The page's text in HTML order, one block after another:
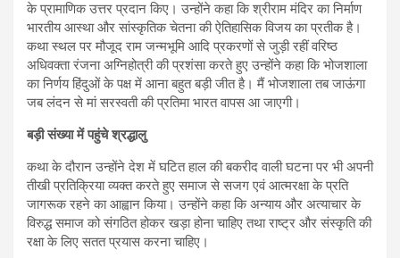
के प्रामाणिक उत्तर प्रदान किए। उन्होंने कहा कि श्रीराम मंदिर का निर्माण
भारतीय आस्था और सांस्कृतिक चेतना की ऐतिहासिक विजय का प्रतीक है।
कथा स्थल पर मौजूद राम जन्मभूमि आदि प्रकरणों से जुड़ी रहीं वरिष्ठ
अधिवक्ता रंजना अग्निहोत्री की प्रशंसा करते हुए उन्होंने कहा कि भोजशाला
का निर्णय हिंदुओं के पक्ष में आना बहुत बड़ी जीत है। मैं भोजशाला तब जाऊंगा
जब लंदन से मां सरस्वती की प्रतिमा भारत वापस आ जाएगी।
बड़ी संख्या में पहुंचे श्रद्धालु
कथा के दौरान उन्होंने देश में घटित हाल की बकरीद वाली घटना पर भी अपनी
तीखी प्रतिक्रिया व्यक्त करते हुए समाज से सजग एवं आत्मरक्षा के प्रति
जागरूक रहने का आह्वान किया। उन्होंने कहा कि अन्याय और अत्याचार के
विरुद्ध समाज को संगठित होकर खड़ा होना चाहिए तथा राष्ट्र और संस्कृति की
रक्षा के लिए सतत प्रयास करना चाहिए।